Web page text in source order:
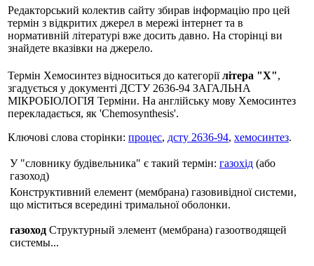
Редакторський колектив сайту збирав інформацію про цей
термін з відкритих джерел в мережі інтернет та в
нормативній літературі вже досить давно. На сторінці ви
знайдете вказівки на джерело.
Термін Хемосинтез відноситься до категоріїлітера "Х",
згадується у документі ДСТУ 2636-94 ЗАГАЛЬНА
МІКРОБІОЛОГІЯ Терміни. На англійську мову Хемосинтез
перекладається, як 'Chemosynthesis'.
Ключові слова сторінки: процес, дсту 2636-94, хемосинтез.
У "словнику будівельника" є такий термін: газохід (або
газоход)
Конструктивний елемент (мембрана) газовивідної системи,
що міститься всередині тримальної оболонки.
газоход Структурный элемент (мембрана) газоотводящей
системы...